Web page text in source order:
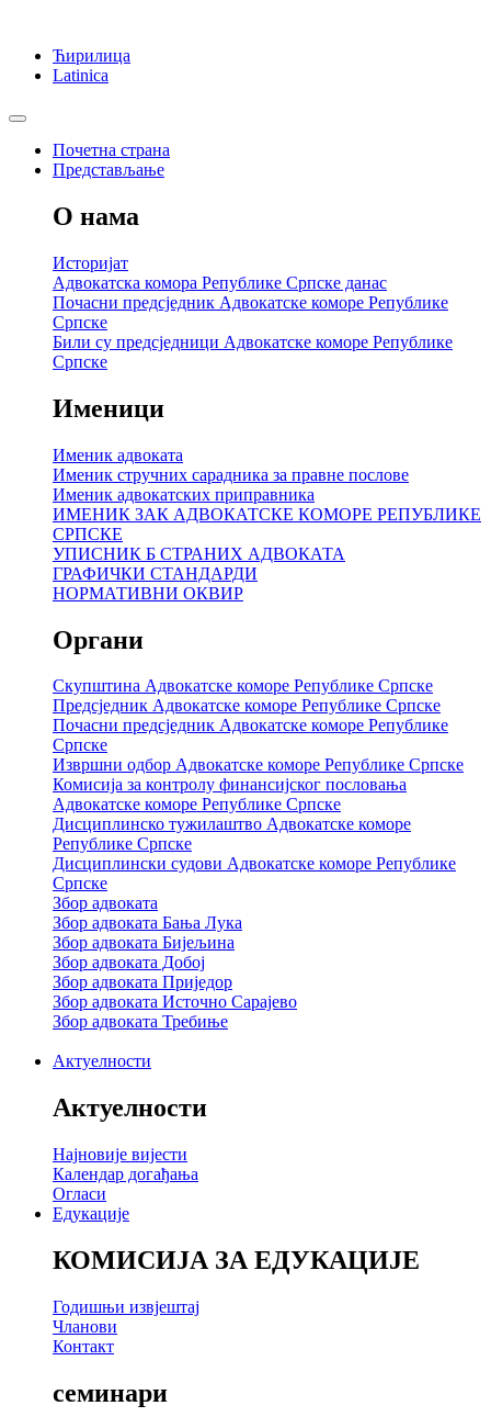
Ћирилица
Latinica
Почетна страна
Представљање
О нама
Историјат
Адвокатска комора Републике Српске данас
Почасни предсједник Адвокатске коморе Републике
Српске
Били су предсједници Адвокатске коморе Републике
Српске
Именици
Именик адвоката
Именик стручних сарадника за правне послове
Именик адвокатских приправника
ИМЕНИК ЗАК АДВОКАТСКЕ КОМОРЕ РЕПУБЛИКЕ
СРПСКЕ
УПИСНИК Б СТРАНИХ АДВОКАТА
ГРАФИЧКИ СТАНДАРДИ
НОРМАТИВНИ ОКВИР
Органи
Скупштина Адвокатске коморе Републике Српске
Предсједник Адвокатске коморе Републике Српске
Почасни предсједник Адвокатске коморе Републике
Српске
Извршни одбор Адвокатске коморе Републике Српске
Комисија за контролу финансијског пословања
Адвокатске коморе Републике Српске
Дисциплинско тужилаштво Адвокатске коморе
Републике Српске
Дисциплински судови Адвокатске коморе Републике
Српске
Збор адвоката
Збор адвоката Бања Лука
Збор адвоката Бијељина
Збор адвоката Добој
Збор адвоката Приједор
Збор адвоката Источно Сарајево
Збор адвоката Требиње
Актуелности
Актуелности
Најновије вијести
Календар догађања
Огласи
Едукације
КОМИСИЈА ЗА ЕДУКАЦИЈЕ
Годишњи извјештај
Чланови
Контакт
семинари